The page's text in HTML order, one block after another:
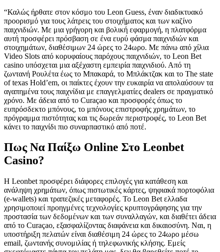
“Καλώς ήρθατε στον κόσμο του Leon Guess, έναν διαδικτυακό
προορισμό για τους λάτρεις του στοιχήματος και των καζίνο
παιχνιδιών. Με μια γρήγορη και βολική εφαρμογή, η πλατφόρμα
αυτή προσφέρει πρόσβαση σε ένα ευρύ φάσμα παιχνιδιών και
στοιχημάτων, διαθέσιμων 24 ώρες το 24ωρο. Με πάνω από χίλια
Video Slots από κορυφαίους παρόχους παιχνιδιών, το Leon Bet
casino υπόσχεται μια αξέχαστη εμπειρία παιχνιδιού. Από τη
ζωντανή Ρουλέτα έως το Μπακαρά, το Μπλάκτζακ και το The state
of texas Hold’em, οι παίκτες έχουν την ευκαιρία να απολαύσουν τα
αγαπημένα τους παιχνίδια με επαγγελματίες dealers σε πραγματικό
χρόνο. Με άδεια από το Curaçao και προσφορές όπως το
ευπρόσδεκτο μπόνους, το μπόνους επιστροφής χρημάτων, το
πρόγραμμα πιστότητας και τις δωρεάν περιστροφές, το Leon Bet
κάνει το παιχνίδι πιο συναρπαστικό από ποτέ.
Πως Να Παίξω Online Στο Leonbet
Casino?
Η Leonbet προσφέρει διάφορες επιλογές για κατάθεση και
ανάληψη χρημάτων, όπως πιστωτικές κάρτες, ψηφιακά πορτοφόλια
(e-wallets) και τραπεζικές μεταφορές. Το Leon Bet ελλαδα
χρησιμοποιεί προηγμένες τεχνολογίες κρυπτογράφησης για την
προστασία των δεδομένων και των συναλλαγών, και διαθέτει άδεια
από το Curaçao, εξασφαλίζοντας διαφάνεια και δικαιοσύνη. Ναι, η
υποστήριξη πελατών είναι διαθέσιμη 24 ώρες το 24ωρο μέσω
email, ζωντανής συνομιλίας ή τηλεφωνικής κλήσης. Εμείς